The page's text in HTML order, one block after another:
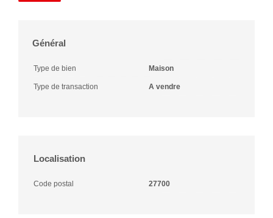
Général
Type de bien Maison
Type de transaction A vendre
Localisation
Code postal 27700